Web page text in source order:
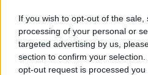
If you wish to opt-out of the
processing of your personal or
targeted advertising by us,
section to confirm your
opt-out request is processed
nauczyciela następcy.
podobało się, że
wartość pokój.
z wieży Bereniki.